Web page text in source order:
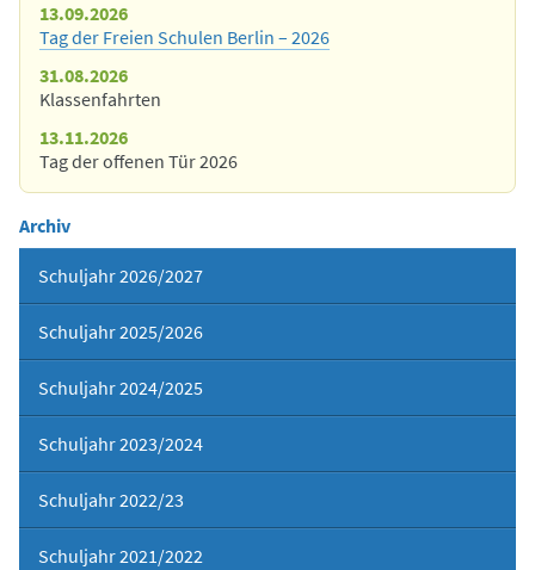
13.09.2026
Tag der Freien Schulen Berlin – 2026
31.08.2026
Klassenfahrten
13.11.2026
Tag der offenen Tür 2026
Archiv
Schuljahr 2026/2027
Schuljahr 2025/2026
Schuljahr 2024/2025
Schuljahr 2023/2024
Schuljahr 2022/23
Schuljahr 2021/2022